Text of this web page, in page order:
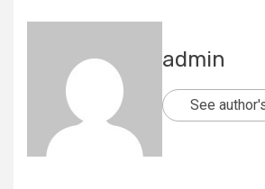
admin
See